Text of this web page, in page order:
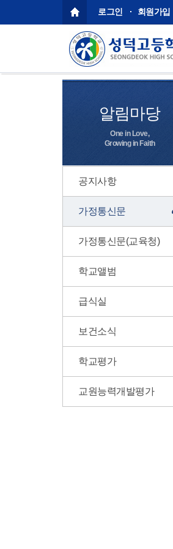
로그인 회원가입
알림마당
One in Love,
Growing in Faith
공지사항
가정통신문
가정통신문(교육청)
학교앨범
급식실
보건소식
학교평가
교원능력개발평가